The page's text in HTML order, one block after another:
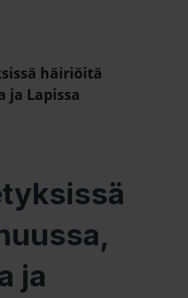
häiriöitä
ja Lapissa
ja